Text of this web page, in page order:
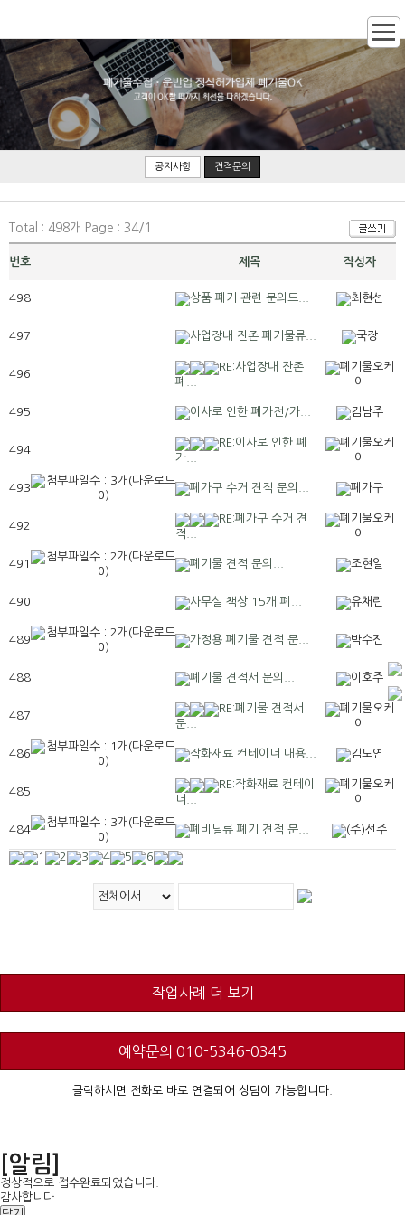
공지사항 견적문의
Total : 498개 Page : 34/1
번호 제목 작성자
498 상품 폐기 관련 문의드... 최현선
497 사업장내 잔존 폐기물류... 국장
496
RE:사업장내 잔존
폐...
폐기물오케
이
495 이사로 인한 폐가전/가... 김남주
494
RE:이사로 인한 폐
가...
폐기물오케
이
493 폐가구 수거 견적 문의... 폐가구
492
RE:폐가구 수거 견
적...
폐기물오케
이
491 폐기물 견적 문의... 조현일
490 사무실 책상 15개 폐... 유채린
489 가정용 폐기물 견적 문... 박수진
488 폐기물 견적서 문의... 이호주
487
RE:폐기물 견적서
문...
폐기물오케
이
486 작화재료 컨테이너 내용... 김도연
485
RE:작화재료 컨테이
너...
폐기물오케
이
484 폐비닐류 폐기 견적 문... (주)선주
1 2 3 4 5 6
작업사례 더 보기
예약문의 010-5346-0345
클릭하시면 전화로 바로 연결되어 상담이 가능합니다.
[알림]
정상적으로 접수완료되었습니다.
감사합니다.